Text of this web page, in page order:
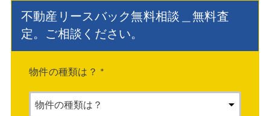
不動産リースバック無料相談＿無料査
定。ご相談ください。
物件の種類は？ *